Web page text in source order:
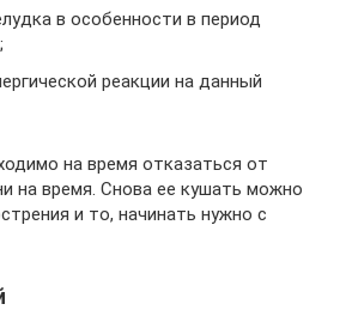
в особенности в период
реакции на данный
на время отказаться от
на время. Снова ее кушать можно
и то, начинать нужно с